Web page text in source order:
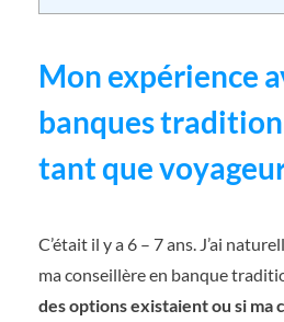
Mon expérience
banques
tant que
C’était il y a 6 – 7 ans. J’ai
ma conseillère en banque
des options existaient ou si ma